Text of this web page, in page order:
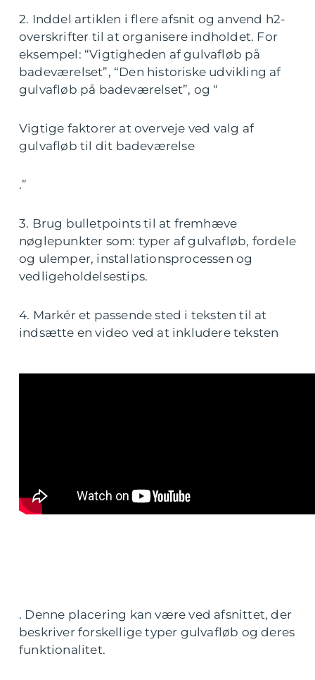
2. Inddel artiklen i flere afsnit og anvend h2-
overskrifter til at organisere indholdet. For
eksempel: “Vigtigheden af gulvafløb på
badeværelset”, “Den historiske udvikling af
gulvafløb på badeværelset”, og “
Vigtige faktorer at overveje ved valg af
gulvafløb til dit badeværelse
.”
3. Brug bulletpoints til at fremhæve
nøglepunkter som: typer af gulvafløb, fordele
og ulemper, installationsprocessen og
vedligeholdelsestips.
4. Markér et passende sted i teksten til at
indsætte en video ved at inkludere teksten
. Denne placering kan være ved afsnittet, der
beskriver forskellige typer gulvafløb og deres
funktionalitet.